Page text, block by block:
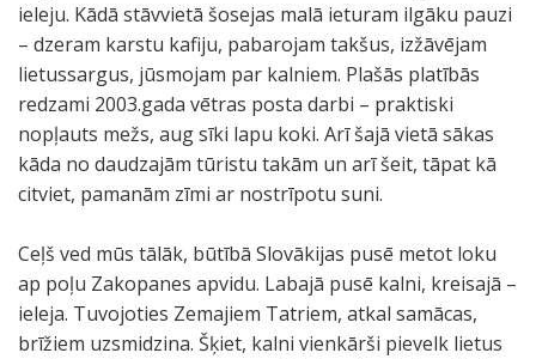
ieleju. Kādā stāvvietā šosejas malā ieturam ilgāku pauzi
– dzeram karstu kafiju, pabarojam takšus, izžāvējam
lietussargus, jūsmojam par kalniem. Plašās platībās
redzami 2003.gada vētras posta darbi – praktiski
nopļauts mežs, aug sīki lapu koki. Arī šajā vietā sākas
kāda no daudzajām tūristu takām un arī šeit, tāpat kā
citviet, pamanām zīmi ar nostrīpotu suni.
Ceļš ved mūs tālāk, būtībā Slovākijas pusē metot loku
ap poļu Zakopanes apvidu. Labajā pusē kalni, kreisajā –
ieleja. Tuvojoties Zemajiem Tatriem, atkal samācas,
brīžiem uzsmidzina. Šķiet, kalni vienkārši pievelk lietus